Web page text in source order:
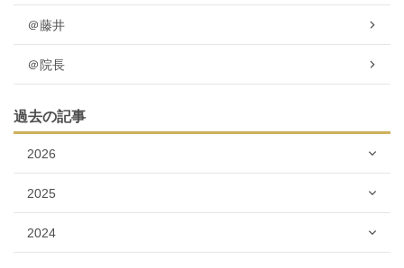
＠藤井
＠院長
過去の記事
2026
2025
2024